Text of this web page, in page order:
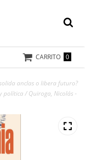
CARRITO 0
anclas o libera futuro?
política / Quiroga, Nicolás -